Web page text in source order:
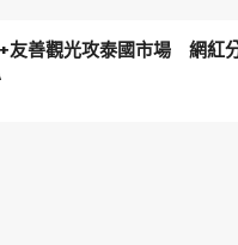
友善觀光攻泰國市場 網紅